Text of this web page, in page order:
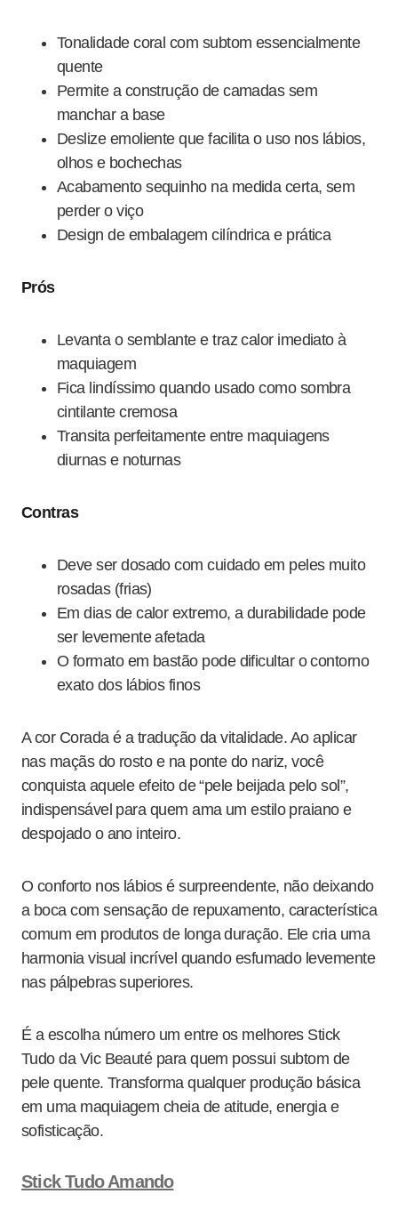
Tonalidade coral com subtom essencialmente
quente
Permite a construção de camadas sem
manchar a base
Deslize emoliente que facilita o uso nos lábios,
olhos e bochechas
Acabamento sequinho na medida certa, sem
perder o viço
Design de embalagem cilíndrica e prática
Prós
Levanta o semblante e traz calor imediato à
maquiagem
Fica lindíssimo quando usado como sombra
cintilante cremosa
Transita perfeitamente entre maquiagens
diurnas e noturnas
Contras
Deve ser dosado com cuidado em peles muito
rosadas (frias)
Em dias de calor extremo, a durabilidade pode
ser levemente afetada
O formato em bastão pode dificultar o contorno
exato dos lábios finos
A cor Corada é a tradução da vitalidade. Ao aplicar
nas maçãs do rosto e na ponte do nariz, você
conquista aquele efeito de “pele beijada pelo sol”,
indispensável para quem ama um estilo praiano e
despojado o ano inteiro.
O conforto nos lábios é surpreendente, não deixando
a boca com sensação de repuxamento, característica
comum em produtos de longa duração. Ele cria uma
harmonia visual incrível quando esfumado levemente
nas pálpebras superiores.
É a escolha número um entre os melhores Stick
Tudo da Vic Beauté para quem possui subtom de
pele quente. Transforma qualquer produção básica
em uma maquiagem cheia de atitude, energia e
sofisticação.
Stick Tudo Amando